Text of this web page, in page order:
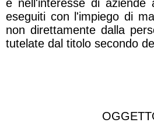
e nell'interesse di
eseguiti con l'impiego di
non direttamente dalla
tutelate dal titolo secondo